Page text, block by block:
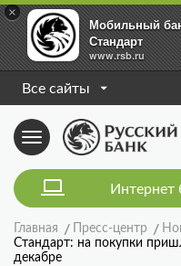
×
Мобильный
Стандарт
www.rsb.ru
Все сайты
Toggle
navigation
Интернет
Главная Пресс-центр
Стандарт: на покупки
декабре